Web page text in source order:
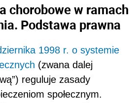
chorobowe w ramach
Podstawa prawna
1998 r. o systemie
(zwana dalej
reguluje zasady
społecznym.